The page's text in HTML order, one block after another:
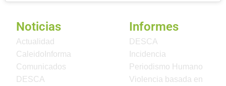
Noticias
Actualidad
CaleidoInforma
Comunicados
DESCA
Informes
DESCA
Incidencia
Periodismo Humano
Violencia basada en